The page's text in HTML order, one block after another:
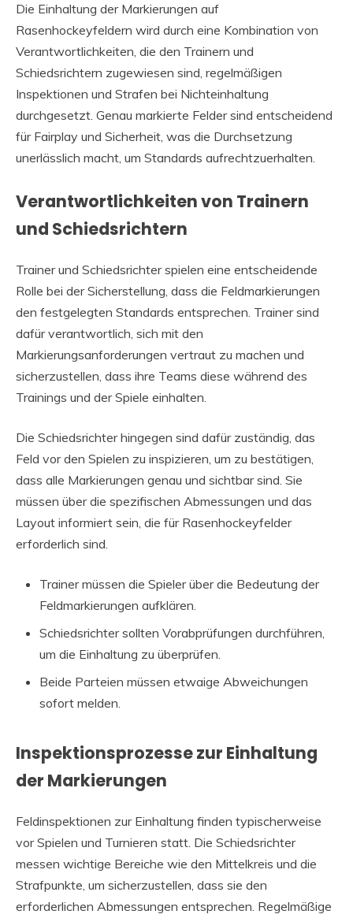
Die Einhaltung der Markierungen auf
Rasenhockeyfeldern wird durch eine Kombination von
Verantwortlichkeiten, die den Trainern und
Schiedsrichtern zugewiesen sind, regelmäßigen
Inspektionen und Strafen bei Nichteinhaltung
durchgesetzt. Genau markierte Felder sind entscheidend
für Fairplay und Sicherheit, was die Durchsetzung
unerlässlich macht, um Standards aufrechtzuerhalten.
Verantwortlichkeiten von Trainern
und Schiedsrichtern
Trainer und Schiedsrichter spielen eine entscheidende
Rolle bei der Sicherstellung, dass die Feldmarkierungen
den festgelegten Standards entsprechen. Trainer sind
dafür verantwortlich, sich mit den
Markierungsanforderungen vertraut zu machen und
sicherzustellen, dass ihre Teams diese während des
Trainings und der Spiele einhalten.
Die Schiedsrichter hingegen sind dafür zuständig, das
Feld vor den Spielen zu inspizieren, um zu bestätigen,
dass alle Markierungen genau und sichtbar sind. Sie
müssen über die spezifischen Abmessungen und das
Layout informiert sein, die für Rasenhockeyfelder
erforderlich sind.
Trainer müssen die Spieler über die Bedeutung der
Feldmarkierungen aufklären.
Schiedsrichter sollten Vorabprüfungen durchführen,
um die Einhaltung zu überprüfen.
Beide Parteien müssen etwaige Abweichungen
sofort melden.
Inspektionsprozesse zur Einhaltung
der Markierungen
Feldinspektionen zur Einhaltung finden typischerweise
vor Spielen und Turnieren statt. Die Schiedsrichter
messen wichtige Bereiche wie den Mittelkreis und die
Strafpunkte, um sicherzustellen, dass sie den
erforderlichen Abmessungen entsprechen. Regelmäßige